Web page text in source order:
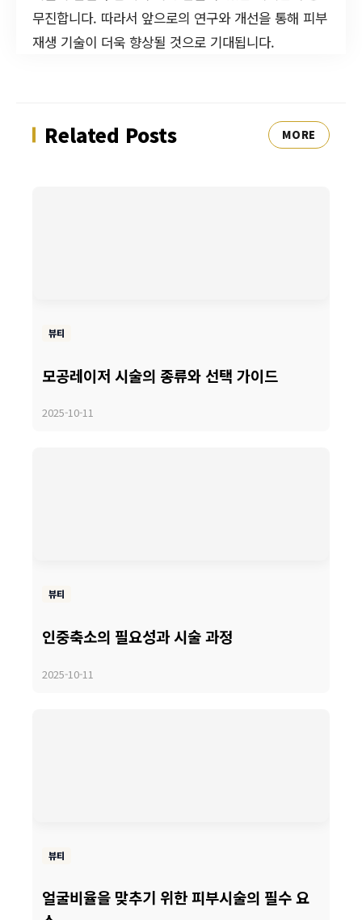
무진합니다. 따라서 앞으로의 연구와 개선을 통해 피부
재생 기술이 더욱 향상될 것으로 기대됩니다.
Related Posts MORE
뷰티
모공레이저 시술의 종류와 선택 가이드
2025-10-11
뷰티
인중축소의 필요성과 시술 과정
2025-10-11
뷰티
얼굴비율을 맞추기 위한 피부시술의 필수 요